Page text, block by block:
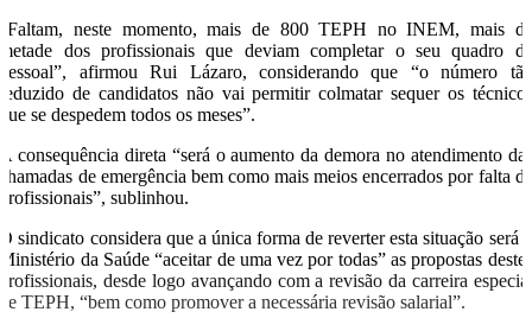
“Faltam, neste momento, mais de 800 TEPH no INEM, mais de
metade dos profissionais que deviam completar o seu quadro de
pessoal”, afirmou Rui Lázaro, considerando que “o número tão
reduzido de candidatos não vai permitir colmatar sequer os técnicos
que se despedem todos os meses”.
A consequência direta “será o aumento da demora no atendimento das
chamadas de emergência bem como mais meios encerrados por falta de
profissionais”, sublinhou.
O sindicato considera que a única forma de reverter esta situação será o
Ministério da Saúde “aceitar de uma vez por todas” as propostas destes
profissionais, desde logo avançando com a revisão da carreira especial
de TEPH, “bem como promover a necessária revisão salarial”.